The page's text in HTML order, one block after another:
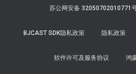
苏公网安备 32050702010771
BJCAST SDK隐私政策 隐私政策
软件许可及服务协议 鸿